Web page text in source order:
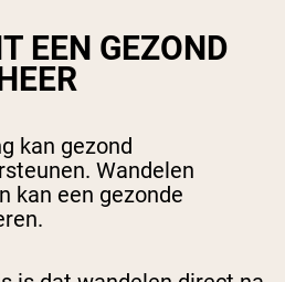
EEN GEZOND
kan gezond
Wandelen
kan een gezonde